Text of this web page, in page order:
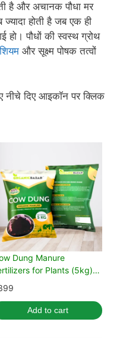
है और अचानक पौधा मर
होती है जब एक ही
पौधों की स्वस्थ ग्रोथ
और सूक्ष्म पोषक तत्वों
नीचे दिए आइकॉन पर क्लिक
Dung Manure
for Plants (5kg)
of 1)
Add to cart